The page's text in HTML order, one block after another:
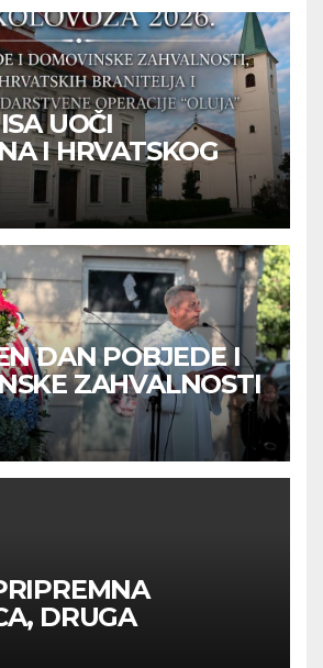
UOČI
I HRVATSKOG
SLOBODE
DAN POBJEDE I
ZAHVALNOSTI
NEDELJI
DRUGA
ZA TIGROVE